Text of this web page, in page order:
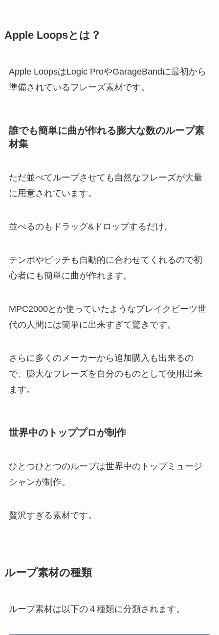
Apple Loopsとは？
Apple LoopsはLogic ProやGarageBandに最初から
準備されているフレーズ素材です。
誰でも簡単に曲が作れる膨大な数のループ素
材集
ただ並べてループさせても自然なフレーズが大量
に用意されています。
並べるのもドラッグ&ドロップするだけ。
テンポやピッチも自動的に合わせてくれるので初
心者にも簡単に曲が作れます。
MPC2000とか使っていたようなブレイクビーツ世
代の人間には簡単に出来すぎて驚きです。
さらに多くのメーカーから追加購入も出来るの
で、膨大なフレーズを自分のものとして使用出来
ます。
世界中のトッププロが制作
ひとつひとつのループは世界中のトップミュージ
シャンが制作。
贅沢すぎる素材です。
ループ素材の種類
ループ素材は以下の４種類に分類されます。